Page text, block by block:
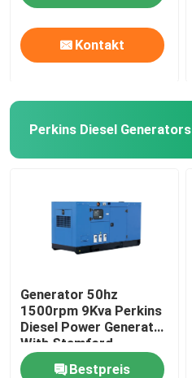
Kontakt
Perkins Diesel Generators
Generator 50hz
1500rpm 9Kva Perkins
Diesel Power Generator
With Stamford
Bestpreis